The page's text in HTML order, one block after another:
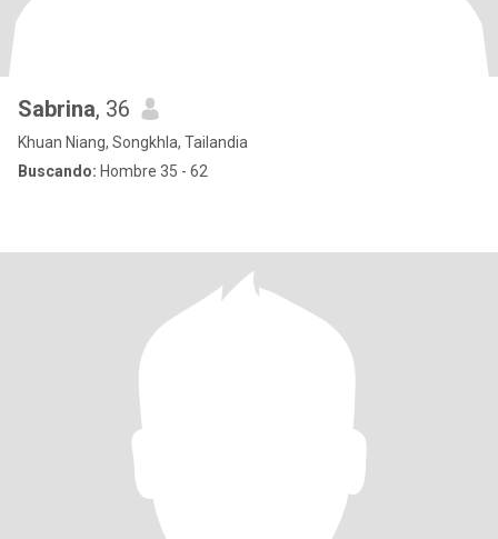
Sabrina, 36
Khuan Niang, Songkhla, Tailandia
Buscando: Hombre 35 - 62